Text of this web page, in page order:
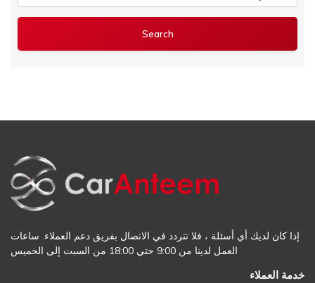
إذا كان لديك أي أسئلة ، فلا تتردد في الاتصال بفريق دعم العملاء. ساعات
العمل لدينا من 9:00 حتي 18:00 من السبت إلى الخميس
خدمة العملاء